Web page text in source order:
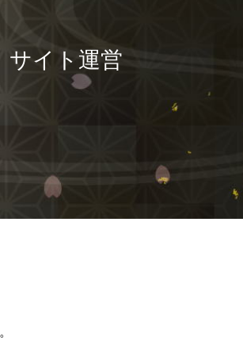
の民謡
県の
文化が
会が開かれました
サイト運営